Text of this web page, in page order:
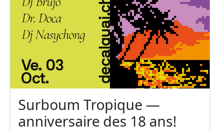
Surboum Tropique —
anniversaire des 18 ans!